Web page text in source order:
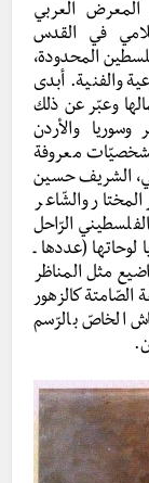
العربي
في القدس
المحدودة،
والفنية. أبدى
وعبّر عن ذلك
وسوريا والأردن
معروفة
الشريف حسين
والشّاعر
الرّاحل
لوحاتها (عددها ـ
مثل المناظر
الخاصّ بالرّسم